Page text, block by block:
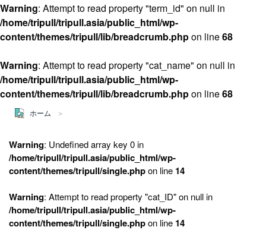
TRIPULLブログ
About
私たちについて
Warning: Attempt to read property "term_id" on null in
/home/tripull/tripull.asia/public_html/wp-
content/themes/tripull/lib/breadcrumb.phpon line68
Warning: Attempt to read property "cat_name" on null in
/home/tripull/tripull.asia/public_html/wp-
content/themes/tripull/lib/breadcrumb.phpon line68
ホーム
Warning: Undefined array key 0 in
/home/tripull/tripull.asia/public_html/wp-
content/themes/tripull/single.phpon line 14
Warning: Attempt to read property "cat_ID" on null in
/home/tripull/tripull.asia/public_html/wp-
content/themes/tripull/single.phpon line 14